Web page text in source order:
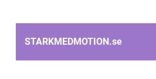
STARKMEDMOTION.se